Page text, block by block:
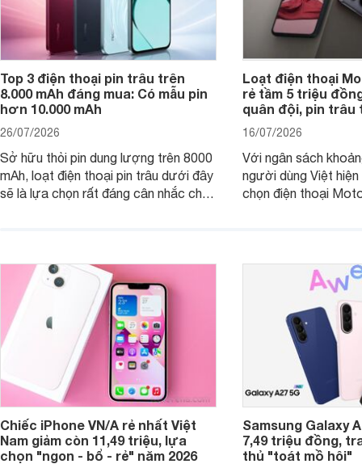
Top 3 điện thoại pin trâu trên
8.000 mAh đáng mua: Có mẫu pin
hơn 10.000 mAh
26/07/2026
Sở hữu thỏi pin dung lượng trên 8000
mAh, loạt điện thoại pin trâu dưới đây
sẽ là lựa chọn rất đáng cân nhắc cho
Loạt điện thoại
rẻ tầm 5 triệu
quân đội, pin trâu
16/07/2026
Với ngân sách
người dùng Việt
chọn điện thoại
Chiếc iPhone VN/A rẻ nhất Việt
Nam giảm còn 11,49 triệu, lựa
chọn "ngon - bổ - rẻ" năm 2026
Samsung Galaxy
7,49 triệu đồng,
thủ "toát mồ hôi"